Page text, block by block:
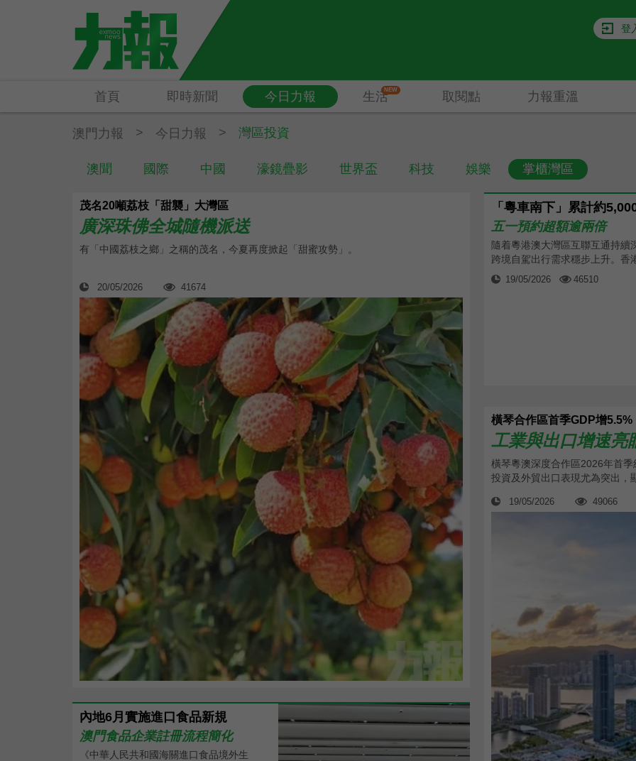
登
首頁 即時新聞 今日力報
澳聞 國際 中國 濠鏡疊影 世界盃 科技 娛樂 掌櫃灣區
生活NEW 取閱點 力報重溫
澳門力報 > 今日力報 > 灣區投資
茂名20噸荔枝「甜襲」大灣區
廣深珠佛全城隨機派送
有「中國荔枝之鄉」之稱的茂名，今夏再度掀起「甜蜜攻勢」。
20/05/2026 41674
內地6月實施進口食品新規
澳門食品企業註冊流程簡化
《中華人民共和國海關進口食品境外生
五一預約超額逾兩倍
隨着粵港澳大灣區互聯互通持續
跨境自駕出行需求穩步上升。香
19/05/2026 46510
橫琴合作區首季GDP增5.5%
工業與出口增速亮
橫琴粵澳深度合作區2026年首
投資及外貿出口表現尤為突出，
19/05/2026 49066